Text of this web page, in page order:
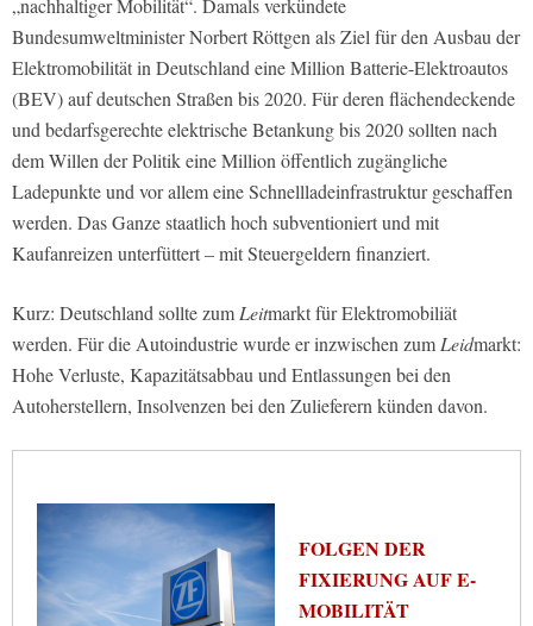
„nachhaltiger Mobilität“. Damals verkündete
Bundesumweltminister Norbert Röttgen als Ziel für den Ausbau der
Elektromobilität in Deutschland eine Million Batterie-Elektroautos
(BEV) auf deutschen Straßen bis 2020. Für deren flächendeckende
und bedarfsgerechte elektrische Betankung bis 2020 sollten nach
dem Willen der Politik eine Million öffentlich zugängliche
Ladepunkte und vor allem eine Schnellladeinfrastruktur geschaffen
werden. Das Ganze staatlich hoch subventioniert und mit
Kaufanreizen unterfüttert – mit Steuergeldern finanziert.
Kurz: Deutschland sollte zumLeitmarkt für Elektromobiliät
werden. Für die Autoindustrie wurde er inzwischen zumLeidmarkt:
Hohe Verluste, Kapazitätsabbau und Entlassungen bei den
Autoherstellern, Insolvenzen bei den Zulieferern künden davon.
FOLGEN DER
FIXIERUNG AUF E-
MOBILITÄT